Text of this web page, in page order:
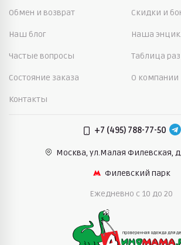
Обмен и возврат Скидки и
Наш блог Наша
Частые вопросы Таблица
Состояние заказа О компании
Контакты
+7 (495) 788-77-50
Москва, ул.Малая Филевская,
Филевский парк
Ежедневно c 10 до 20